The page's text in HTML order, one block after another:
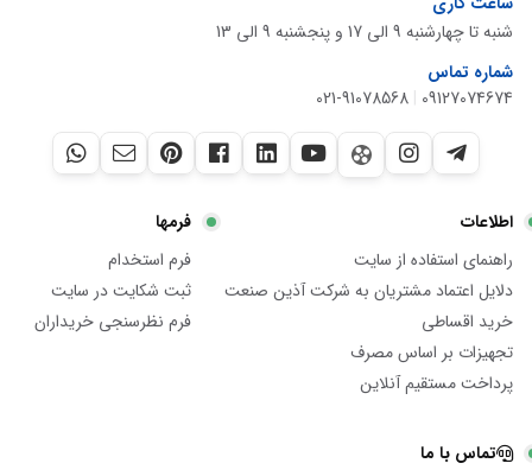
شنبه تا چهارشنبه 9 الی 17 و پنجشنبه 9 الی 13
شماره تماس
09127074674
|
021-91078568
اطلاعات
راهنمای استفاده از سایت
دلایل اعتماد مشتریان به شرکت آذین صنعت
خرید اقساطی
تجهیزات بر اساس مصرف
پرداخت مستقیم آنلاین
فرمها
فرم استخدام
ثبت شکایت در سایت
فرم نظرسنجی خریداران
تماس با ما